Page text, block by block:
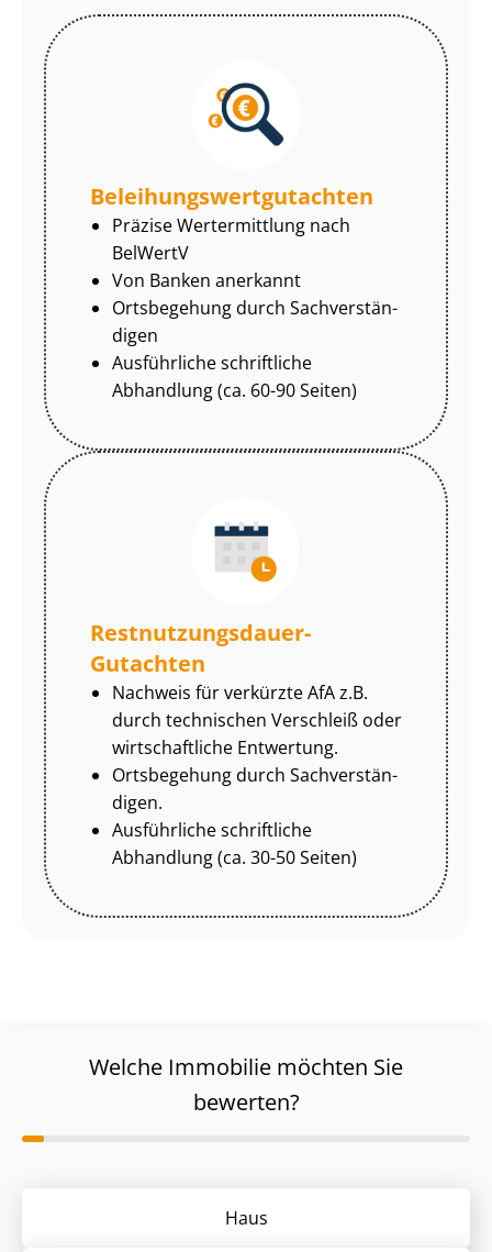
Be­lei­hungs­wert­gut­ach­ten
Präzise Wertermittlung nach
BelWertV
Von Banken anerkannt
Ortsbegehung durch Sach­ver­stän­
di­gen
Ausführliche schriftliche
Abhandlung (ca. 60-90 Seiten)
Rest­nut­zungs­dau­er-
Gutachten
Nachweis für verkürzte AfA z.B.
durch technischen Verschleiß oder
wirtschaftliche Entwertung.
Ortsbegehung durch Sach­ver­stän­
di­gen.
Ausführliche schriftliche
Abhandlung (ca. 30-50 Seiten)
Welche Immobilie möchten Sie
bewerten?
Haus